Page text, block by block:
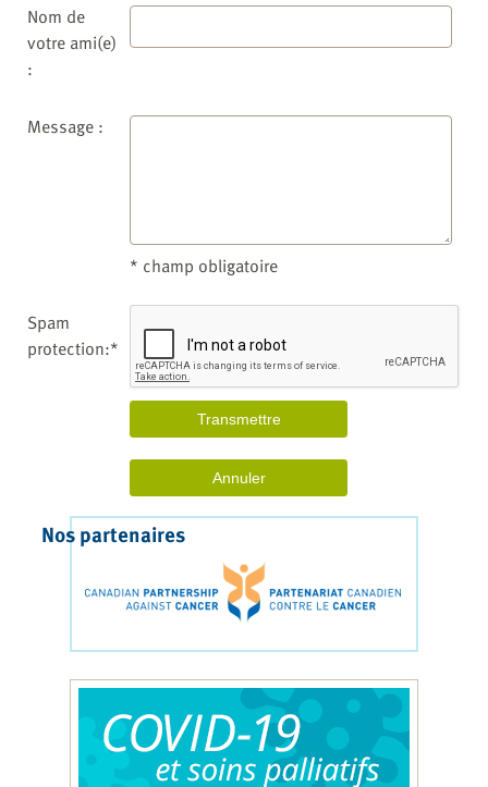
Nom de
votre ami(e)
:
Message :
* champ obligatoire
Spam
protection:*
Nos partenaires